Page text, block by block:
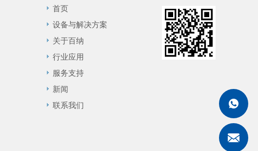
首页
设备与解决方案
关于百纳
行业应用
服务支持
新闻
联系我们